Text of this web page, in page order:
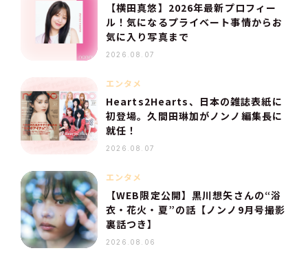
【横田真悠】2026年最新プロフィー
ル！気になるプライベート事情からお
気に入り写真まで
2026.08.07
エンタメ
Hearts2Hearts、日本の雑誌表紙に
初登場。久間田琳加がノンノ編集長に
就任！
2026.08.07
エンタメ
【WEB限定公開】黒川想矢さんの“浴
衣・花火・夏”の話【ノンノ9月号撮影
裏話つき】
2026.08.06